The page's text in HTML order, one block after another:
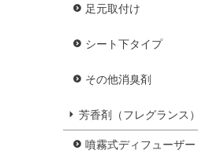
足元取付け
シート下タイプ
その他消臭剤
芳香剤（フレグランス）
噴霧式ディフューザー